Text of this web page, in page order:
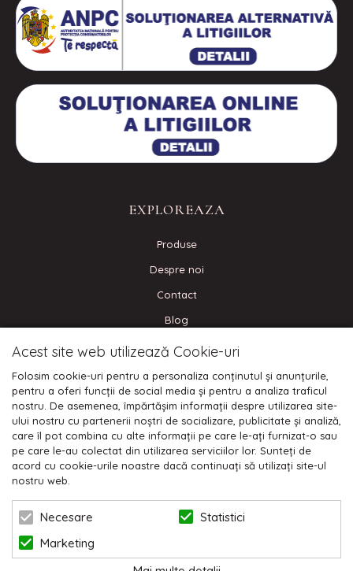
© 2026 NIKODO | POWERED BY
EXPLOREAZA
Produse
Despre noi
Contact
Blog
CONECTEAZA-TE
Plata cu cardul:
Acest site web utilizează Cookie-uri
Folosim cookie-uri pentru a personaliza conținutul și anunțurile,
pentru a oferi funcții de social media și pentru a analiza traficul
nostru. De asemenea, împărtășim informații despre utilizarea site-
ului nostru cu partenerii noștri de socializare, publicitate și analiză,
care îl pot combina cu alte informații pe care le-ați furnizat-o sau
pe care le-au colectat din utilizarea serviciilor lor. Sunteți de
acord cu cookie-urile noastre dacă continuați să utilizați site-ul
nostru web.
Necesare
Statistici
Marketing